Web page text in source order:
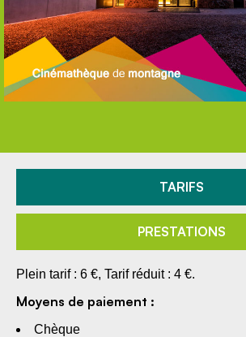
TARIFS
PRESTATIONS
Plein tarif : 6 €, Tarif réduit : 4 €.
Moyens de paiement :
Chèque